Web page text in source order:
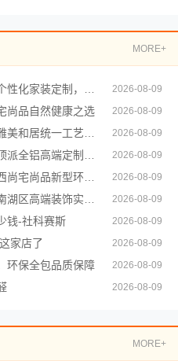
MORE+
2026-08-09
尚品自然健康之选 2026-08-09
2026-08-09
2026-08-09
2026-08-09
2026-08-09
钱-社科赛斯 2026-08-09
家店了 2026-08-09
环保全包品质保障 2026-08-09
2026-08-09
MORE+